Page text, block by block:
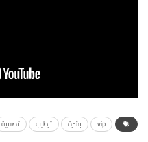
vip بشرة ترطيب تصفية